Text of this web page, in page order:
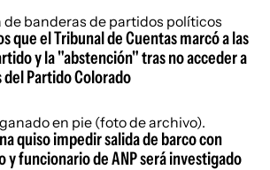
que el Tribunal de Cuentas marcó a las
y la "abstención" tras no acceder a
Partido Colorado
quiso impedir salida de barco con
y funcionario de ANP será investigado